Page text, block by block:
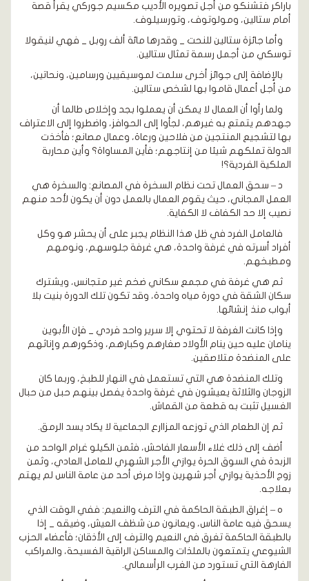
باراكر فتشنكو من أجل تصويره الأديب مكسيم جوركي يقرأ قصة
أمام ستالين، ومولوتوف، وتورسيلوف.
وأما جائزة ستالين للنحت _ وقدرها مائة ألف روبل _ فهي لنيقولا
توسكي من أجمل رسمة تمثال ستالين.
بالإضافة إلى جوائز أخرى سلمت لموسيقيين ورسامين، ونحاتين،
من أجل أعمال قاموا بها لشخص ستالين.
ولما رأوا أن العمال لا يمكن أن يعملوا بجد وإخلاص طالما أن
جهدهم يتمتع به غيرهم، لجأوا إلى الحوافز، واضطروا إلى الاعتراف
بها لتشجيع المنتجين من فلاحين ورعاة، وعمال مصانع؛ فأخذت
الدولة تملكهم شيئا من إنتاجهم؛ فأين المساواة؟ وأين محاربة
الملكية الفردية؟!
د – سحق العمال تحت نظام السخرة في المصانع: والسخرة هي
العمل المجاني، حيث يقوم العمال بالعمل دون أن يكون لأحد منهم
نصيب إلا حد الكفاف لا الكفاية.
فالعامل الفرد في ظل هذا النظام يجبر على أن يحشر هو وكل
أفراد أسرته في غرفة واحدة، هي غرفة جلوسهم، ونومهم
ومطبخهم.
ثم هي غرفة في مجمع سكاني ضخم غير متجانس، ويشترك
سكان الشقة في دورة مياه واحدة، وقد تكون تلك الدورة بنيت بلا
أبواب منذ إنشائها.
وإذا كانت الغرفة لا تحتوي إلا سرير واحد فردي _ فإن الأبوين
ينامان عليه حين ينام الأولاد صغارهم وكبارهم، وذكورهم وإناثهم
على المنضدة متلاصقين.
وتلك المنضدة هي التي تستعمل في النهار للطبخ، وربما كان
الزوجان والثلاثة يعيشون في غرفة واحدة يفصل بينهم حبل من حبال
الغسيل تثبت به قطعة من القماش.
ثم إن الطعام الذي توزعه المزاارع الجماعية لا يكاد يسد الرمق.
أضف إلى ذلك غلاء الأسعار الفاحش، فثمن الكيلو غرام الواحد من
الزبدة في السوق الحرة يوازي الأجر الشهري للعامل العادي، وثمن
زوج الأحذية يوازي أجر شهرين وإذا مرض أحد من عامة الناس لم يهتم
بعلاجه.
ه – إغراق الطبقة الحاكمة في الترف والنعيم: ففي الوقت الذي
يسحق فيه عامة الناس، ويعانون من شظف العيش، وضيقه _ إذا
بالطبقة الحاكمة تغرق في النعيم والترف إلى الأذقان؛ فأعضاء الحزب
الشيوعي يتمتعون بالملذات والمساكن الراقية الفسيحة، والمراكب
الفارهة التي تستورد من الغرب الرأسمالي.